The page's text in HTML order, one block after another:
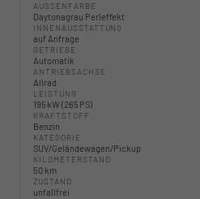
AUSSENFARBE
Daytonagrau Perleffekt
INNENAUSSTATTUNG
auf Anfrage
GETRIEBE
Automatik
ANTRIEBSACHSE
Allrad
LEISTUNG
195 kW (265 PS)
KRAFTSTOFF
Benzin
KATEGORIE
SUV/Geländewagen/Pickup
KILOMETERSTAND
50 km
ZUSTAND
unfallfrei